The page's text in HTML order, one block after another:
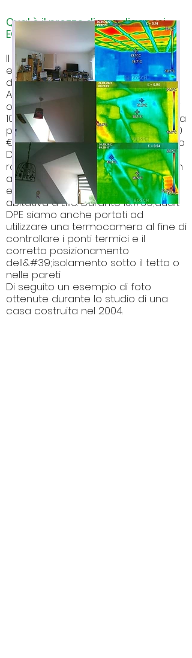
Qual è il prezzo di una diagnosi
ECD Villeneuve d&#39;Ascq?
Il prezzo dipende dal tipo di DPE da
effettuare e dalla superficie
dell&#39;immobile.
Ad esempio, per un appartamento
o una casa nella metropoli di Lille di
100 m², il prezzo è di 140 € IVA inclusa
per effettuare il DPE semplice o 200
€ IVA inclusa per un Projected DPE o
DPE Audit al fine di studiare le
raccomandazioni più appropriate in
al fine di ottenere prestazioni
energetiche reali per l&#39;edilizia
abitativa a Lille. Durante l&#39;audit
DPE siamo anche portati ad
utilizzare una termocamera al fine di
controllare i ponti termici e il
corretto posizionamento
dell&#39;isolamento sotto il tetto o
nelle pareti.
Di seguito un esempio di foto
ottenute durante lo studio di una
casa costruita nel 2004.